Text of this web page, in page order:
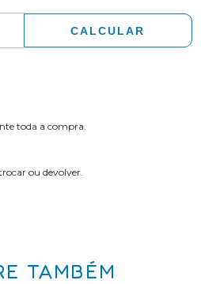
CALCULAR
toda a compra.
ou devolver.
TAMBÉM